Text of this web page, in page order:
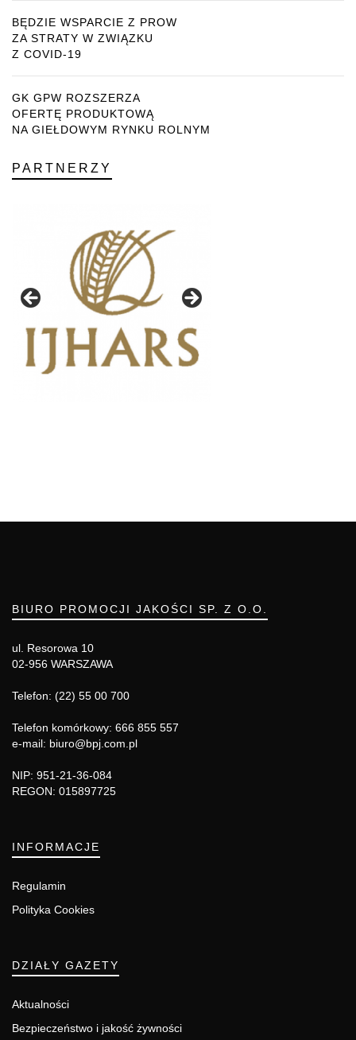
BĘDZIE WSPARCIE Z PROW
ZA STRATY W ZWIĄZKU
Z COVID-19
GK GPW ROZSZERZA
OFERTĘ PRODUKTOWĄ
NA GIEŁDOWYM RYNKU ROLNYM
PARTNERZY
BIURO PROMOCJI JAKOŚCI SP. Z O.O.
ul. Resorowa 10
02-956 WARSZAWA
Telefon: (22) 55 00 700
Telefon komórkowy: 666 855 557
e-mail: biuro@bpj.com.pl
NIP: 951-21-36-084
REGON: 015897725
INFORMACJE
Regulamin
Polityka Cookies
DZIAŁY GAZETY
Aktualności
Bezpieczeństwo i jakość żywności